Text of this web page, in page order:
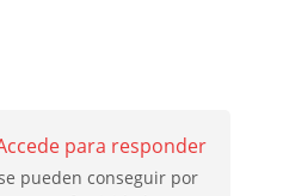
para responder
pueden conseguir por